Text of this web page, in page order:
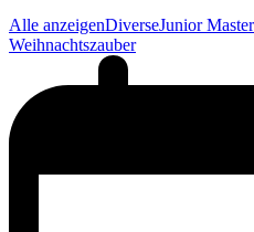
Alle anzeigenDiverseJunior
Weihnachtszauber